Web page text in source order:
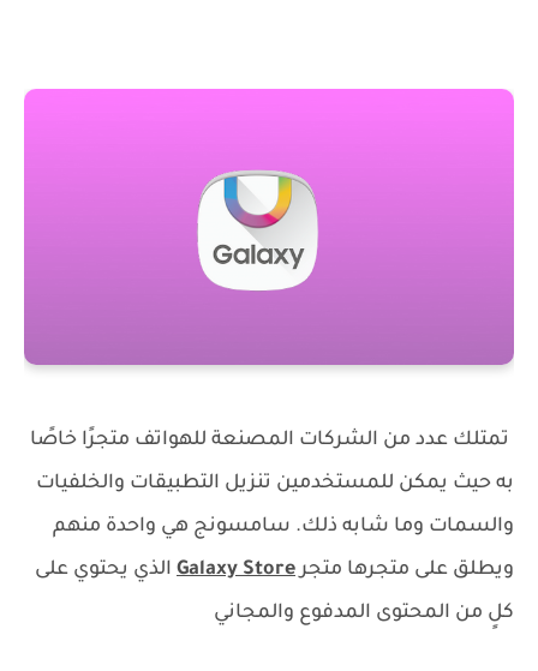
تمتلك عدد من الشركات المصنعة للهواتف متجرًا خاصًا
به حيث يمكن للمستخدمين تنزيل التطبيقات والخلفيات
والسمات وما شابه ذلك. سامسونج هي واحدة منهم
ويطلق على متجرها متجر Galaxy Store الذي يحتوي على
كلٍ من المحتوى المدفوع والمجاني